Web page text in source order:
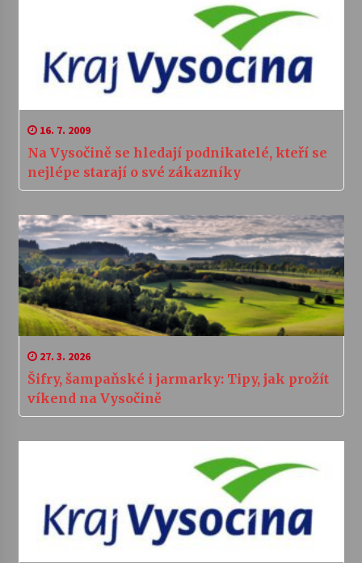
16. 7. 2009
Na Vysočině se hledají podnikatelé, kteří se
nejlépe starají o své zákazníky
27. 3. 2026
Šifry, šampaňské i jarmarky: Tipy, jak prožít
víkend na Vysočině